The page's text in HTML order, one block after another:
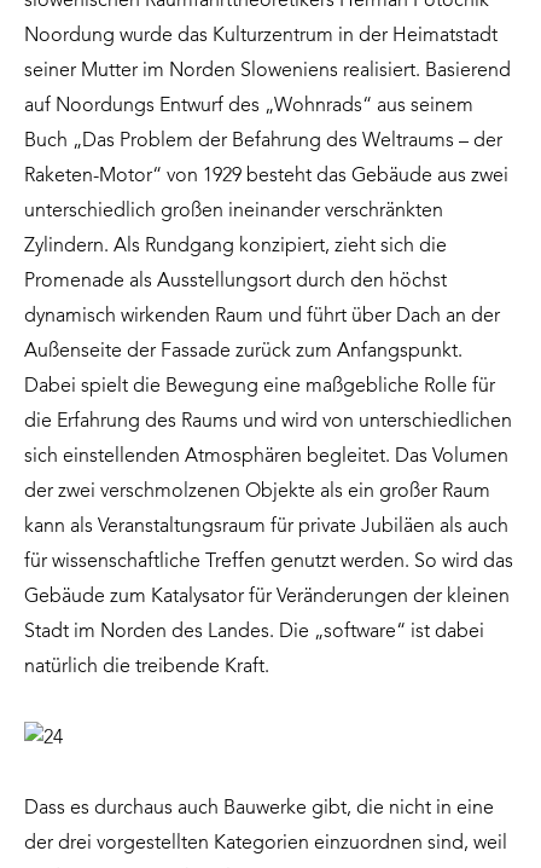
Noordung wurde das Kulturzentrum in der Heimatstadt
seiner Mutter im Norden Sloweniens realisiert. Basierend
auf Noordungs Entwurf des „Wohnrads“ aus seinem
Buch „Das Problem der Befahrung des Weltraums – der
Raketen-Motor“ von 1929 besteht das Gebäude aus zwei
unterschiedlich großen ineinander verschränkten
Zylindern. Als Rundgang konzipiert, zieht sich die
Promenade als Ausstellungsort durch den höchst
dynamisch wirkenden Raum und führt über Dach an der
Außenseite der Fassade zurück zum Anfangspunkt.
Dabei spielt die Bewegung eine maßgebliche Rolle für
die Erfahrung des Raums und wird von unterschiedlichen
sich einstellenden Atmosphären begleitet. Das Volumen
der zwei verschmolzenen Objekte als ein großer Raum
kann als Veranstaltungsraum für private Jubiläen als auch
für wissenschaftliche Treffen genutzt werden. So wird das
Gebäude zum Katalysator für Veränderungen der kleinen
Stadt im Norden des Landes. Die „software“ ist dabei
natürlich die treibende Kraft.
Dass es durchaus auch Bauwerke gibt, die nicht in eine
der drei vorgestellten Kategorien einzuordnen sind, weil